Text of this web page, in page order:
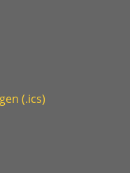
(.ics)